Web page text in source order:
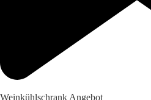
Weinkühlschrank Angebot